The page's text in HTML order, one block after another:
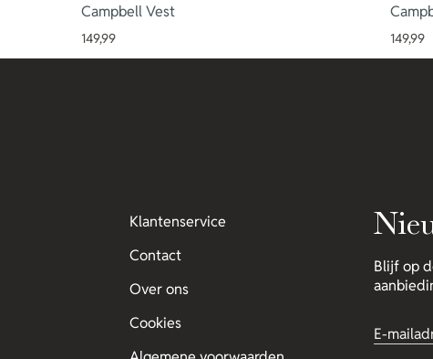
Campbell Vest
149,99 149,99
Blijf op
Klantenservice
Contact
Over ons
Cookies